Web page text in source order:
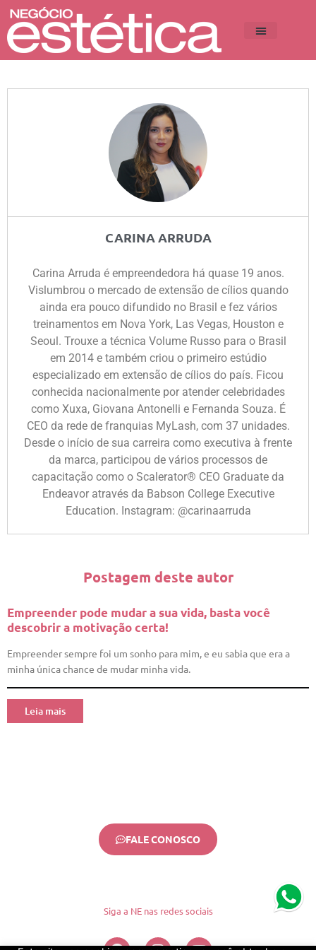
CARINA ARRUDA
Carina Arruda é empreendedora há quase 19 anos.
Vislumbrou o mercado de extensão de cílios quando
ainda era pouco difundido no Brasil e fez vários
treinamentos em Nova York, Las Vegas, Houston e
Seoul. Trouxe a técnica Volume Russo para o Brasil
em 2014 e também criou o primeiro estúdio
especializado em extensão de cílios do país. Ficou
conhecida nacionalmente por atender celebridades
como Xuxa, Giovana Antonelli e Fernanda Souza. É
CEO da rede de franquias MyLash, com 37 unidades.
Desde o início de sua carreira como executiva à frente
da marca, participou de vários processos de
capacitação como o Scalerator® CEO Graduate da
Endeavor através da Babson College Executive
Education. Instagram: @carinaarruda
Postagem deste autor
Empreender pode mudar a sua vida, basta você
descobrir a motivação certa!
Empreender sempre foi um sonho para mim, e eu sabia que era a
minha única chance de mudar minha vida.
Leia mais
FALE CONOSCO
Siga a NE nas redes sociais